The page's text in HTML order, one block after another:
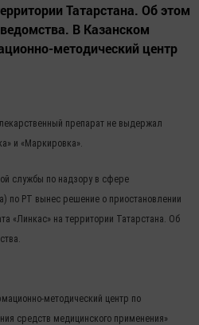
Татарстана. Об этом
В Казанском
методический центр
препарат не выдержал
и «Маркировка».
службы по надзору в сфере
по РТ вынес решение о приостановлении
«Линкас» на территории Татарстана. Об
методический центр по
средств медицинского применения»